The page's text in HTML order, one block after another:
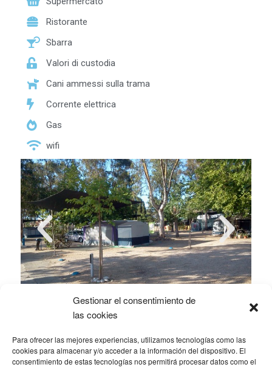
Gestionar el consentimiento de
las cookies
Para ofrecer las mejores experiencias, utilizamos tecnologías como las
cookies para almacenar y/o acceder a la información del dispositivo. El
consentimiento de estas tecnologías nos permitirá procesar datos como el
Ristorante
Sbarra
Valori di custodia
Cani ammessi sulla trama
Corrente elettrica
Gas
wifi